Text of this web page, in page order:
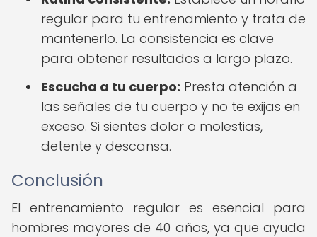
regular para tu entrenamiento y trata de
mantenerlo. La consistencia es clave
para obtener resultados a largo plazo.
Escucha a tu cuerpo: Presta atención a
las señales de tu cuerpo y no te exijas en
exceso. Si sientes dolor o molestias,
detente y descansa.
Conclusión
El entrenamiento regular es esencial para
hombres mayores de 40 años, ya que ayuda